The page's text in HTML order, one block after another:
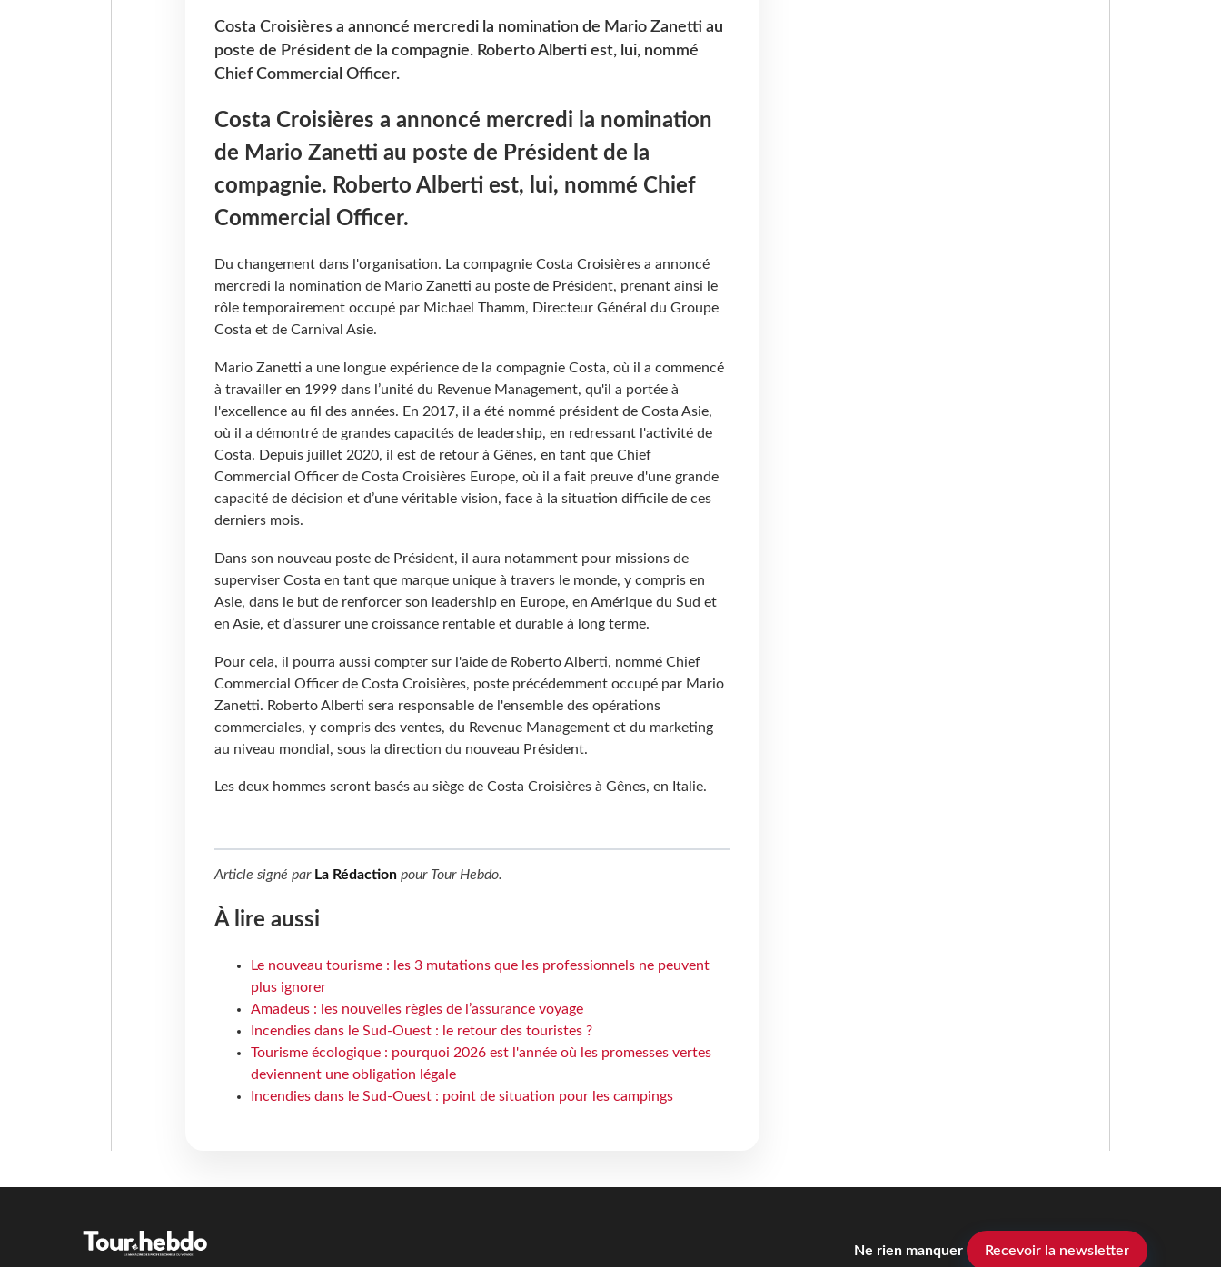
Costa Croisières a annoncé mercredi la nomination de Mario Zanetti au
poste de Président de la compagnie. Roberto Alberti est, lui, nommé
Chief Commercial Officer.
Costa Croisières a annoncé mercredi la nomination
de Mario Zanetti au poste de Président de la
compagnie. Roberto Alberti est, lui, nommé Chief
Commercial Officer.
Du changement dans l'organisation. La compagnie Costa Croisières a annoncé
mercredi la nomination de Mario Zanetti au poste de Président, prenant ainsi le
rôle temporairement occupé par Michael Thamm, Directeur Général du Groupe
Costa et de Carnival Asie.
Mario Zanetti a une longue expérience de la compagnie Costa, où il a commencé
à travailler en 1999 dans l’unité du Revenue Management, qu'il a portée à
l'excellence au fil des années. En 2017, il a été nommé président de Costa Asie,
où il a démontré de grandes capacités de leadership, en redressant l'activité de
Costa. Depuis juillet 2020, il est de retour à Gênes, en tant que Chief
Commercial Officer de Costa Croisières Europe, où il a fait preuve d'une grande
capacité de décision et d’une véritable vision, face à la situation difficile de ces
derniers mois.
Dans son nouveau poste de Président, il aura notamment pour missions de
superviser Costa en tant que marque unique à travers le monde, y compris en
Asie, dans le but de renforcer son leadership en Europe, en Amérique du Sud et
en Asie, et d’assurer une croissance rentable et durable à long terme.
Pour cela, il pourra aussi compter sur l'aide de Roberto Alberti, nommé Chief
Commercial Officer de Costa Croisières, poste précédemment occupé par Mario
Zanetti. Roberto Alberti sera responsable de l'ensemble des opérations
commerciales, y compris des ventes, du Revenue Management et du marketing
au niveau mondial, sous la direction du nouveau Président.
Les deux hommes seront basés au siège de Costa Croisières à Gênes, en Italie.
Article signé par La Rédactionpour Tour Hebdo.
À lire aussi
Le nouveau tourisme : les 3 mutations que les professionnels ne peuvent
plus ignorer
Amadeus : les nouvelles règles de l’assurance voyage
Incendies dans le Sud-Ouest : le retour des touristes ?
Tourisme écologique : pourquoi 2026 est l'année où les promesses vertes
deviennent une obligation légale
Incendies dans le Sud-Ouest : point de situation pour les campings
Ne rien manquer Recevoir la newsletter